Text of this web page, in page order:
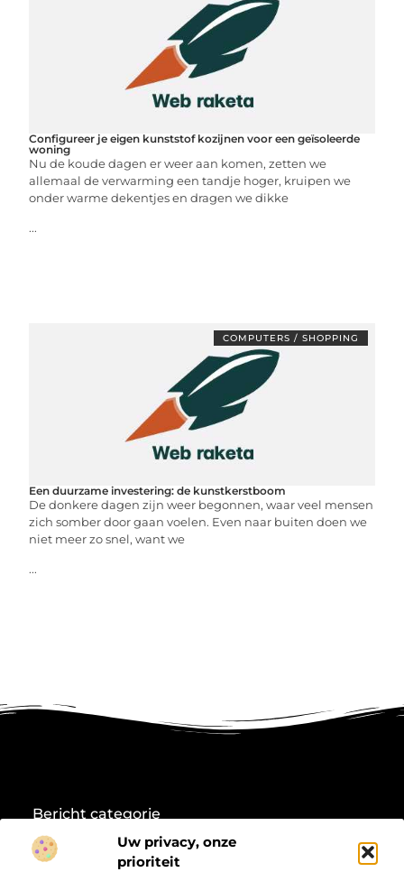
Uw privacy, onze
prioriteit
Configureer je eigen kunststof kozijnen voor een geïsoleerde
woning
Nu de koude dagen er weer aan komen, zetten we
allemaal de verwarming een tandje hoger, kruipen we
onder warme dekentjes en dragen we dikke
...
COMPUTERS / SHOPPING
Een duurzame investering: de kunstkerstboom
De donkere dagen zijn weer begonnen, waar veel mensen
zich somber door gaan voelen. Even naar buiten doen we
niet meer zo snel, want we
...
Bericht categorie